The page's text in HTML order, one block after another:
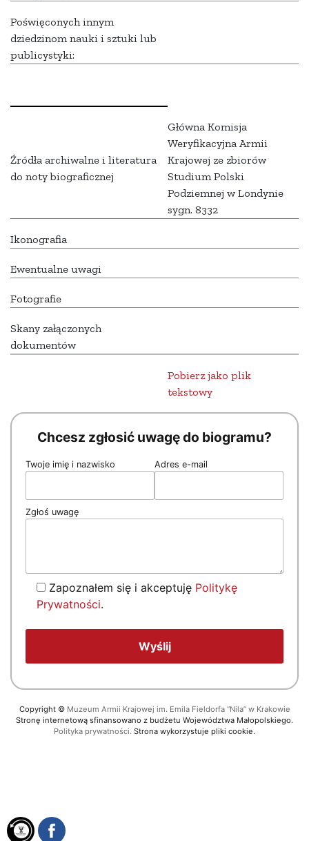
Poświęconych innym
dziedzinom nauki i sztuki lub
publicystyki:
Źródła archiwalne i literatura
do noty biograficznej
Główna Komisja
Weryfikacyjna Armii
Krajowej ze zbiorów
Studium Polski
Podziemnej w Londynie
sygn. 8332
Ikonografia
Ewentualne uwagi
Fotografie
Skany załączonych
dokumentów
Pobierz jako plik
tekstowy
Chcesz zgłosić uwagę do biogramu?
Twoje imię i nazwisko Adres e-mail
Zgłoś uwagę
Zapoznałem się i akceptuję Politykę
Prywatności.
Copyright © Muzeum Armii Krajowej im. Emila Fieldorfa “Nila” w Krakowie
Stronę internetową sfinansowano z budżetu Województwa Małopolskiego.
Polityka prywatności. Strona wykorzystuje pliki cookie.